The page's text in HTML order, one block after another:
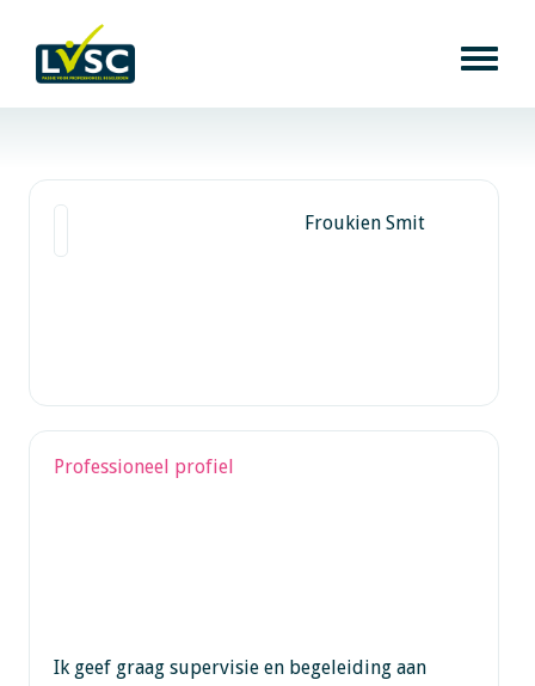
Froukien Smit
Professioneel profiel
Ik geef graag supervisie en begeleiding aan